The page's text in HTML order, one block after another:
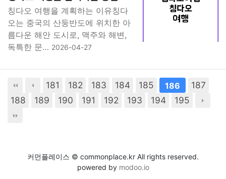
칭다오 여행을 계획하는 이유칭다
오는 중국의 산둥반도에 위치한 아
름다운 해안 도시로, 맥주와 해변,
독특한 문… 2026-04-27
181 182 183 184 185 186
187
188
189 190 191 192 193 194 195
커먼플레이스 © commonplace.kr All rights reserved.
powered by modoo.io